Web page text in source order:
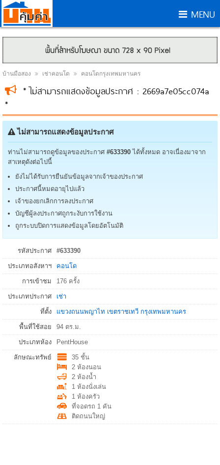
MENU
บ้านมือสอง เช่าคอนโด คอนโดกรุงเทพมหานคร
* ไม่สามารถแสดงข้อมูลประกาศ : 2669a7e05cc074a
*
ไม่สามารถแสดงข้อมูลประกาศ
ท่านไม่สามารถดูข้อมูลของประกาศ #633390 ได้ทั้งหมด อาจเนื่องมาจาก
สาเหตุดังต่อไปนี้
ยังไม่ได้รับการยืนยันข้อมูลจากเจ้าของประกาศ
ประกาศนี้หมดอายุไปแล้ว
เจ้าของยกเลิกการลงประกาศ
บัญชีผู้ลงประกาศถูกระงับการใช้งาน
ถูกระบบปิดการแสดงข้อมูลโดยอัตโนมัติ
รหัสประกาศ #633390
ประเภทอสังหาฯ คอนโด
การเข้าชม 176 ครั้ง
ประเภทประกาศ เช่า
ที่ตั้ง แขวงถนนพญาไท เขตราชเทวี กรุงเทพมหานคร
พื้นที่ใช้สอย 94 ตร.ม.
ประเภทห้อง PentHouse
ลักษณะทรัพย์
35 ชั้น
2 ห้องนอน
2 ห้องน้ำ
1 ห้องนั่งเล่น
1 ห้องครัว
ที่จอดรถ 1 คัน
ติดถนนใหญ่